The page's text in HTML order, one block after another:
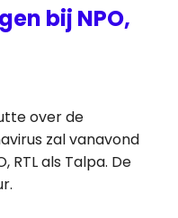
bij NPO,
over de
zal vanavond
RTL als Talpa. De